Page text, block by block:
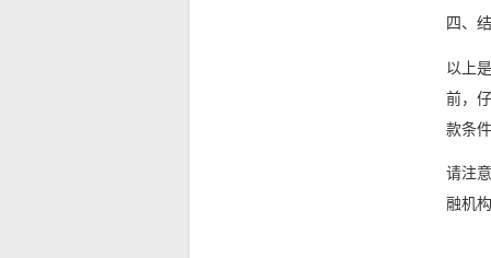
四、
以上
前，
款条
请注
融机